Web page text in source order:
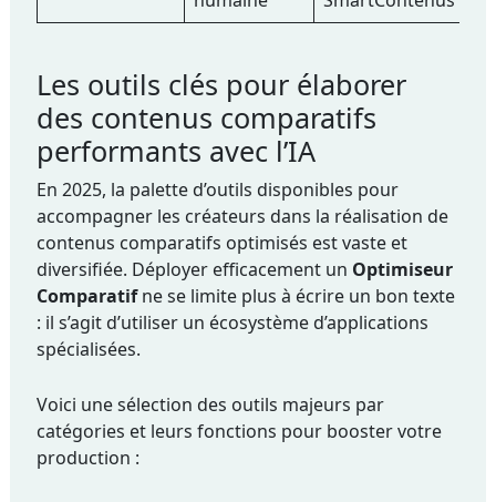
Les outils clés pour élaborer
des contenus comparatifs
performants avec l’IA
En 2025, la palette d’outils disponibles pour
accompagner les créateurs dans la réalisation de
contenus comparatifs optimisés est vaste et
diversifiée. Déployer efficacement un Optimiseur
Comparatifne se limite plus à écrire un bon texte
: il s’agit d’utiliser un écosystème d’applications
spécialisées.
Voici une sélection des outils majeurs par
catégories et leurs fonctions pour booster votre
production :